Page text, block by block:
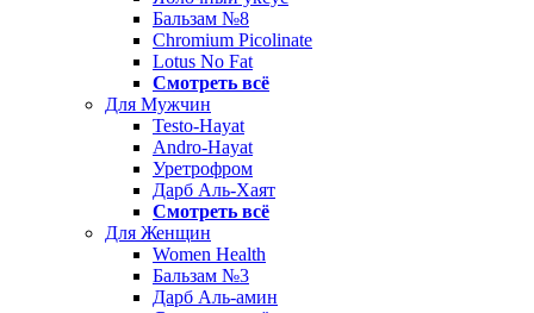
Бальзам №8
Chromium Picolinate
Lotus No Fat
Смотреть всё
Для Мужчин
Testo-Hayat
Andro-Hayat
Уретрофром
Дарб Аль-Хаят
Смотреть всё
Для Женщин
Women Health
Бальзам №3
Дарб Аль-амин